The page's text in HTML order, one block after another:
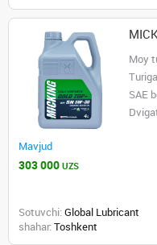
Moy
SAE
Mavjud
303 000 UZS
Sotuvchi: Global Lubricant
shahar: Toshkent